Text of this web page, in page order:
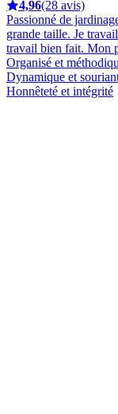
4,96(28 avis)
Passionné de
grande taille. Je
travail bien fait. Mon
Organisé et
Dynamique et
Honnêteté et intégrité